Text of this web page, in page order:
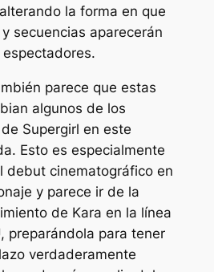
la forma en que
secuencias aparecerán
parece que estas
algunos de los
Supergirl en este
Esto es especialmente
debut cinematográfico en
y parece ir de la
de Kara en la línea
preparándola para tener
verdaderamente